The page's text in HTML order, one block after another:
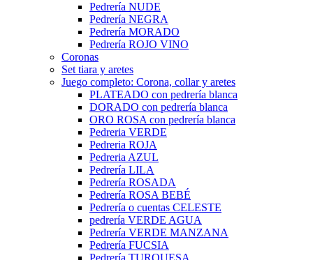
Pedrería NUDE
Pedrería NEGRA
Pedrería MORADO
Pedrería ROJO VINO
Coronas
Set tiara y aretes
Juego completo: Corona, collar y aretes
PLATEADO con pedrería blanca
DORADO con pedrería blanca
ORO ROSA con pedrería blanca
Pedreria VERDE
Pedreria ROJA
Pedreria AZUL
Pedrería LILA
Pedrería ROSADA
Pedrería ROSA BEBÉ
Pedrería o cuentas CELESTE
pedrería VERDE AGUA
Pedrería VERDE MANZANA
Pedrería FUCSIA
Pedrería TURQUESA